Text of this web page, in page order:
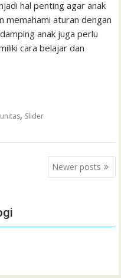
hal penting agar anak
memahami aturan dengan
anak juga perlu
cara belajar dan
, Slider
Newer posts